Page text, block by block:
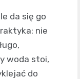
da się go
nie
woda stoi,
do